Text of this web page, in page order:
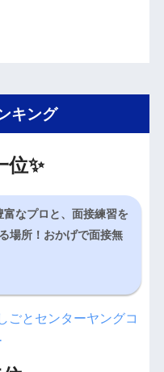
キング
位✨
富なプロと、面接練習を
場所！おかげで面接無
ごとセンターヤングコ